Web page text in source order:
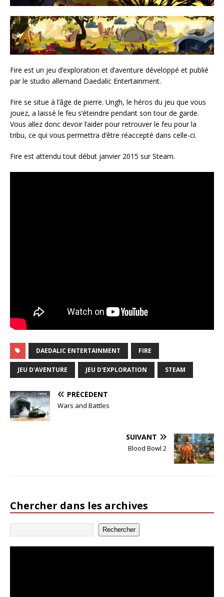
Fire est un jeu d’exploration et d’aventure développé et publié
par le studio allemand Daedalic Entertainment.
Fire se situe à l’âge de pierre. Ungh, le héros du jeu que vous
jouez, a laissé le feu s’éteindre pendant son tour de garde.
Vous allez donc devoir l’aider pour retrouver le feu pour la
tribu, ce qui vous permettra d’être réaccepté dans celle-ci.
Fire est attendu tout début janvier 2015 sur Steam.
DAEDALIC ENTERTAINMENT FIRE
JEU D'AVENTURE JEU D'EXPLORATION STEAM
PRÉCÉDENT
Wars and Battles
SUIVANT
Blood Bowl 2
Chercher dans les archives
Rechercher